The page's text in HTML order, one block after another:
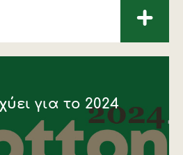
+
για το 2024